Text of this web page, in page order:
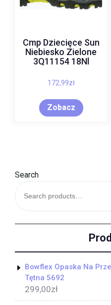
Cmp Dziecięce Sun
Niebiesko Zielone
3Q11154 18Nl
172,99zł
Zobacz
Search
Bowflex Opaska Na
Tętna 5692
299,00zł